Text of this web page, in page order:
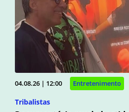
04.08.26 | 12:00 Entretenimento
Tribalistas